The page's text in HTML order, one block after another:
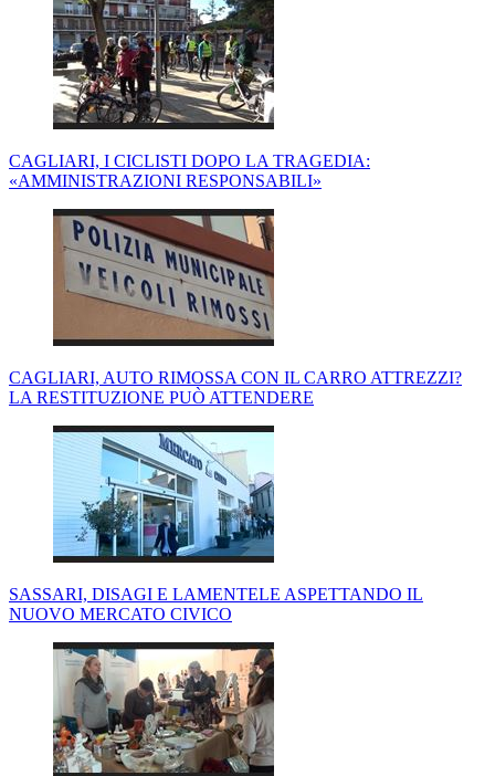
CAGLIARI, I CICLISTI DOPO LA TRAGEDIA:
«AMMINISTRAZIONI RESPONSABILI»
CAGLIARI, AUTO RIMOSSA CON IL CARRO ATTREZZI?
LA RESTITUZIONE PUÒ ATTENDERE
SASSARI, DISAGI E LAMENTELE ASPETTANDO IL
NUOVO MERCATO CIVICO